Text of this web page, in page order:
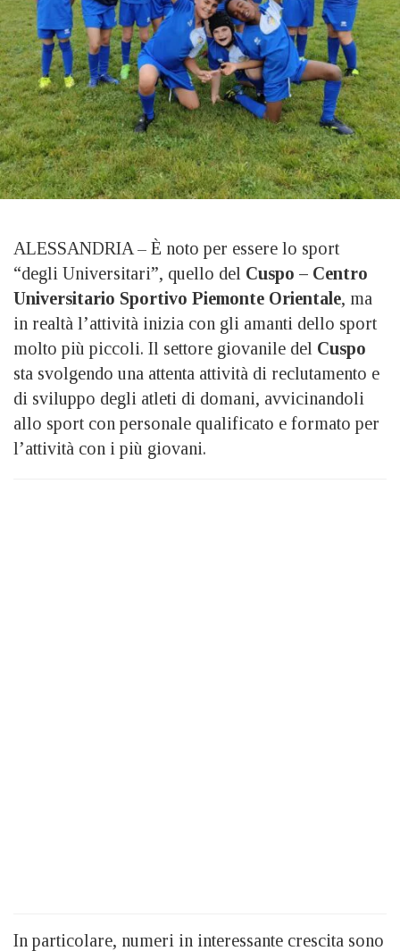
ALESSANDRIA – È noto per essere lo sport
“degli Universitari”, quello del Cuspo – Centro
Universitario Sportivo Piemonte Orientale, ma
in realtà l’attività inizia con gli amanti dello sport
molto più piccoli. Il settore giovanile del Cuspo
sta svolgendo una attenta attività di reclutamento e
di sviluppo degli atleti di domani, avvicinandoli
allo sport con personale qualificato e formato per
l’attività con i più giovani.
In particolare, numeri in interessante crescita sono